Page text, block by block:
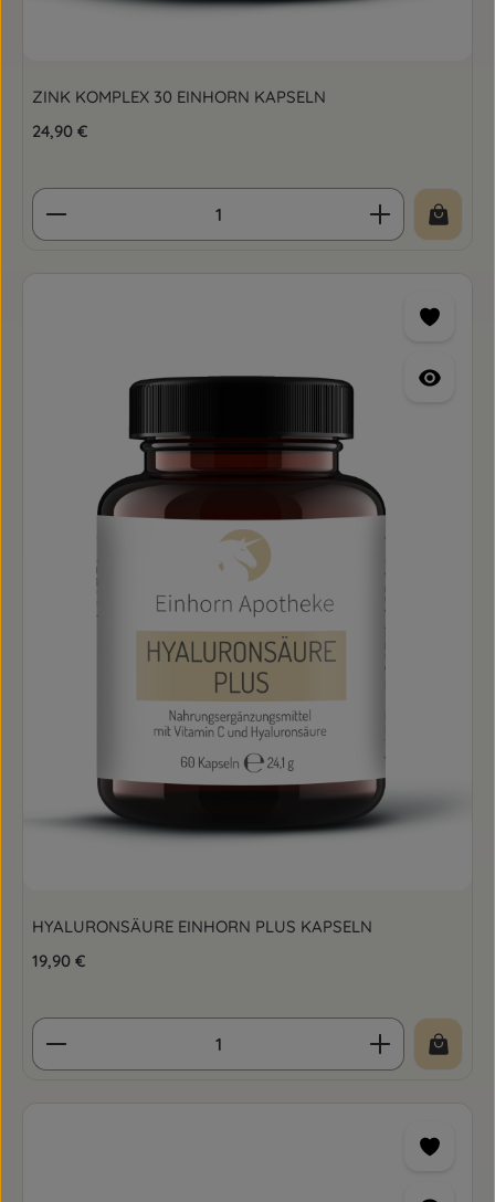
ZINK KOMPLEX 30 EINHORN KAPSELN
Regulärer Preis:
24,90 €
Produkt Anzahl: Gib den gewünschten Wert
HYALURONSÄURE EINHORN PLUS KAPSELN
Regulärer Preis:
19,90 €
Produkt Anzahl: Gib den gewünschten Wert